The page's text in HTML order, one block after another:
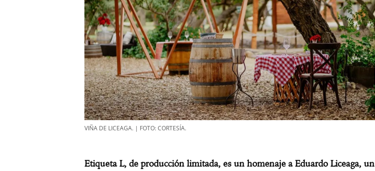
VIÑA DE LICEAGA. | FOTO: CORTESÍA.
Etiqueta L, de producción limitada, es un homenaje a Eduardo Liceaga, un